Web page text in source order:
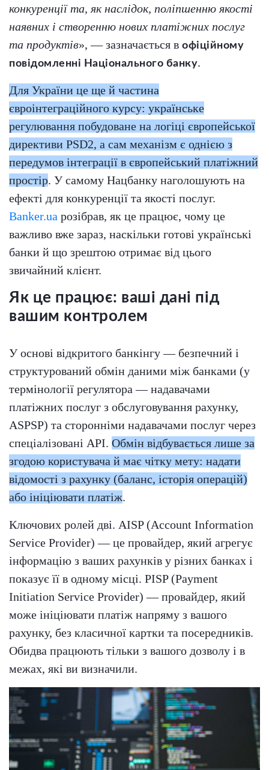
конкуренції та, як наслідок, поліпшенню якості
наявних і створенню нових платіжних послуг
та продуктів», — зазначається в офіційному
повідомленні Національного банку.
Для України це ще й частина
євроінтеграційного курсу: українське
регулювання побудоване на логіці європейської
директиви PSD2, а сам механізм є однією з
передумов інтеграції в європейський платіжний
простір. У самому Нацбанку наголошують на
ефекті для конкуренції та якості послуг.
Banker.ua розібрав, як це працює, чому це
важливо вже зараз, наскільки готові українські
банки й що зрештою отримає від цього
звичайний клієнт.
Як це працює: ваші дані під
вашим контролем
У основі відкритого банкінгу — безпечний і
структурований обмін даними між банками (у
термінології регулятора — надавачами
платіжних послуг з обслуговування рахунку,
ASPSP) та сторонніми надавачами послуг через
спеціалізовані API. Обмін відбувається лише за
згодою користувача й має чітку мету: надати
відомості з рахунку (баланс, історія операцій)
або ініціювати платіж.
Ключових ролей дві. AISP (Account Information
Service Provider) — це провайдер, який агрегує
інформацію з ваших рахунків у різних банках і
показує її в одному місці. PISP (Payment
Initiation Service Provider) — провайдер, який
може ініціювати платіж напряму з вашого
рахунку, без класичної картки та посередників.
Обидва працюють тільки з вашого дозволу і в
межах, які ви визначили.